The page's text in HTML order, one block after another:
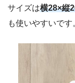
サイズは横28×縦
も使いやすいです